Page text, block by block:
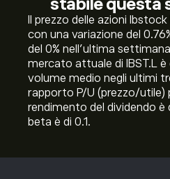
stabile questa
Il prezzo delle azioni
con una variazione del
del ‎0‎% nell'ultima
mercato attuale di IBST.L è
volume medio negli ultimi
rapporto P/U (prezzo/utile)
rendimento del dividendo è
beta è di 0.1.